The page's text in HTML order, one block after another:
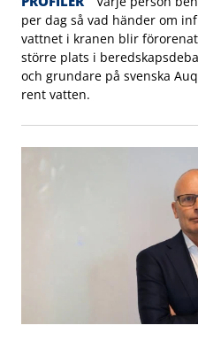
per dag så vad händer om
vattnet i kranen blir
större plats i
och grundare på svenska
rent vatten.